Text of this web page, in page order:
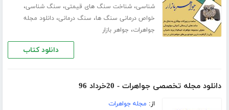
شناسی،شناخت سنگ های قیمتی، سنگ شناسی،
خواص درمانی سنگ ها، سنگ درمانی،دانلود مجله
جواهرات، جواهر بازار
دانلود کتاب
دانلود مجله تخصصی جواهرات - 20خرداد 96
از: مجله جواهرات